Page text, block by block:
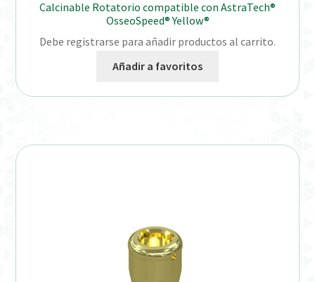
Calcinable Rotatorio compatible con AstraTech®
OsseoSpeed® Yellow®
Debe registrarse para añadir productos al carrito.
Añadir a favoritos